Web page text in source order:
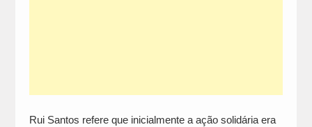
Rui Santos refere que inicialmente a ação solidária era